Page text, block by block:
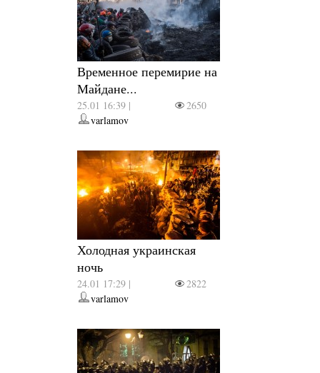
Временное перемирие на
Майдане...
25.01 16:39 |
2650
varlamov
Холодная украинская
ночь
24.01 17:29 |
2822
varlamov